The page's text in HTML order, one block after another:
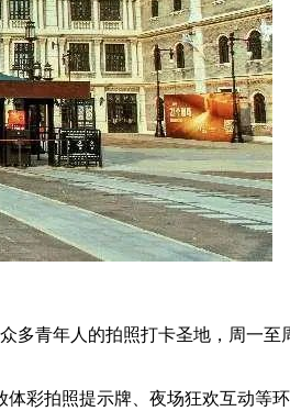
青年人的拍照打卡圣地，周一至
彩拍照提示牌、夜场狂欢互动等环